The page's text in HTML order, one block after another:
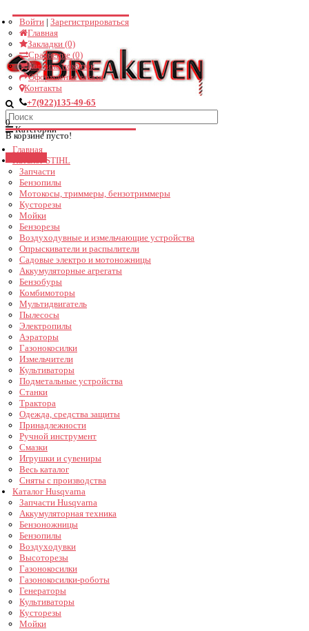
Войти | Зарегистрироваться
Главная
Закладки (0)
Сравнение (0)
Корзина покупок
Оформление заказа
Контакты
+7(922)135-49-65
0
В корзине пусто!
Категории
Главная
Каталог STIHL
Запчасти
Бензопилы
Мотокосы, триммеры, бензотриммеры
Кусторезы
Мойки
Бензорезы
Воздуходувные и измельчающие устройства
Опрыскиватели и распылители
Садовые электро и мотоножницы
Аккумуляторные агрегаты
Бензобуры
Комбимоторы
Мультидвигатель
Пылесосы
Электропилы
Аэраторы
Газонокосилки
Измельчители
Культиваторы
Подметальные устройства
Станки
Трактора
Одежда, средства защиты
Принадлежности
Ручной инструмент
Смазки
Игрушки и сувениры
Весь каталог
Сняты с производства
Каталог Husqvarna
Запчасти Husqvarna
Аккумуляторная техника
Бензоножницы
Бензопилы
Воздуходувки
Высоторезы
Газонокосилки
Газонокосилки-роботы
Генераторы
Культиваторы
Кусторезы
Мойки
Поддержка
Не в сети
Здравствуйте! Чем можем помочь?
18:30